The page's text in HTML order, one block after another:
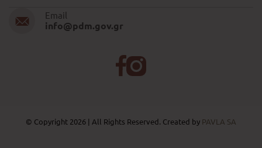
Email
info@pdm.gov.gr
© Copyright 2026 | All Rights Reserved. Created by PAVLA SA